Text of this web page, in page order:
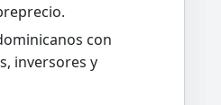
con
inversores y